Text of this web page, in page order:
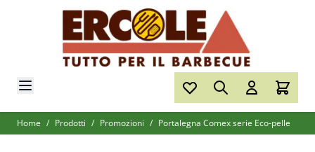
Salta al contenuto
Home / Prodotti / Promozioni / Portalegna Comex serie Eco-pelle